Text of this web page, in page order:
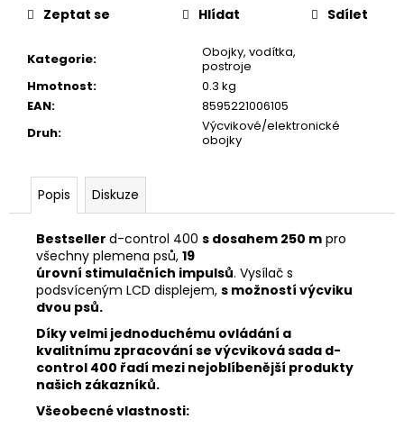
Kategorie:
Obojky, vodítka,
postroje
Hmotnost:
0.3 kg
EAN:
8595221006105
Druh:
Výcvikové/elektronické
obojky
Zeptat se Hlídat Sdílet
Popis Diskuze
Bestseller d-control 400 s dosahem 250 m pro
všechny plemena psů, 19
úrovní stimulačních impulsů. Vysílač s
podsvíceným LCD displejem, s možností výcviku
dvou psů.
Díky velmi jednoduchému ovládání a
kvalitnímu zpracování se výcviková sada d-
control 400 řadí mezi nejoblíbenější produkty
našich zákazníků.
Všeobecné vlastnosti:
JOSICAT
RICH
TURKEY
IN
85G
Kč